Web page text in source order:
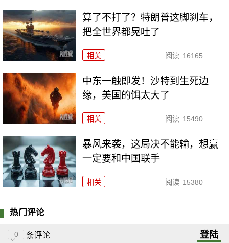
算了不打了？特朗普这脚刹车，
把全世界都晃吐了
相关 阅读 16165
中东一触即发！沙特到生死边
缘，美国的饵太大了
相关 阅读 15490
暴风来袭，这局决不能输，想赢
一定要和中国联手
相关 阅读 15380
热门评论
0 条评论 登陆